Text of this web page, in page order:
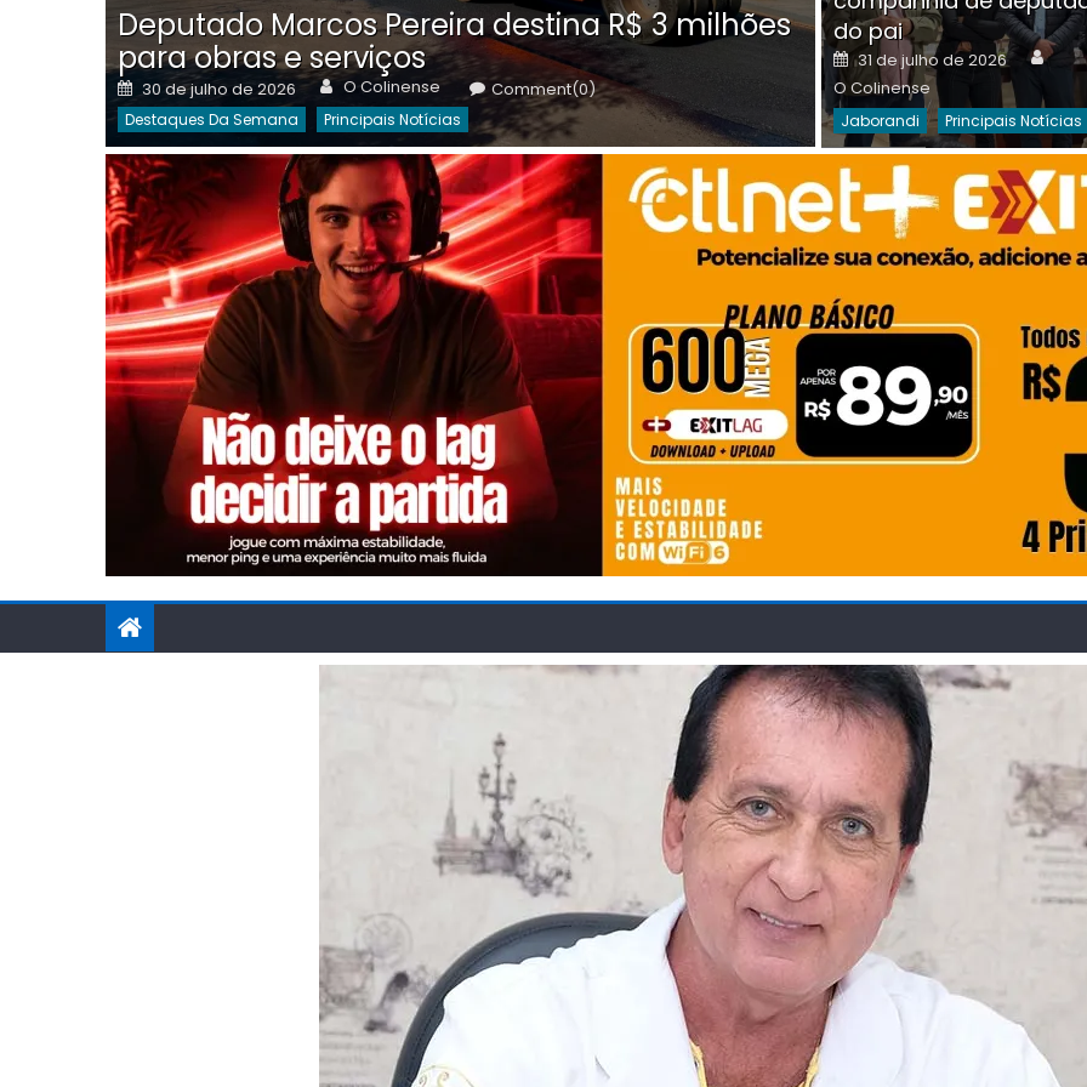
Deputado Marcos Pereira destina R$ 3 milhões
para obras e serviços
Posted
on
30 de julho de 2026 Author
O Colinense Comment(0)
Destaques Da Semana Principais Notícias
on
30 de julho de 2026 O
Destaques Da Semana
do pai
Posted
on
31 de julho de 2026
O Colinense
Jaborandi Principais Notícias